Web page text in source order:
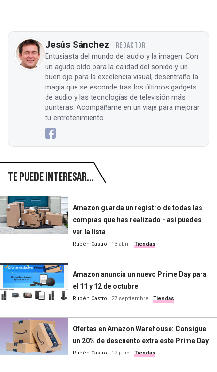
Jesús Sánchez REDACTOR
Entusiasta del mundo del audio y la imagen. Con
un agudo oído para la calidad del sonido y un
buen ojo para la excelencia visual, desentraño la
magia que se esconde tras los últimos gadgets
de audio y las tecnologías de televisión más
punteras. Acompáñame en un viaje para mejorar
tu entretenimiento.
Te puede interesar...
Amazon guarda un registro de todas las
compras que has realizado - así puedes
ver la lista
Rubén Castro | 13 abril | Tiendas
Amazon anuncia un nuevo Prime Day para
el 11 y 12 de octubre
Rubén Castro | 27 septiembre | Tiendas
Ofertas en Amazon Warehouse: Consigue
un 20% de descuento extra este Prime Day
Rubén Castro | 12 julio | Tiendas